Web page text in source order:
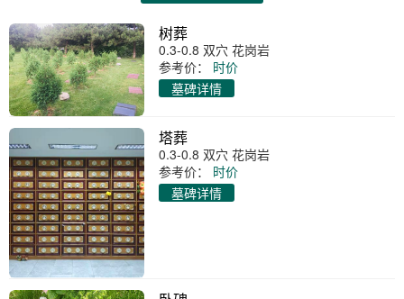
树葬
0.3-0.8 双穴 花岗岩
参考价：
时价
墓碑详情
塔葬
0.3-0.8 双穴 花岗岩
参考价：
时价
墓碑详情